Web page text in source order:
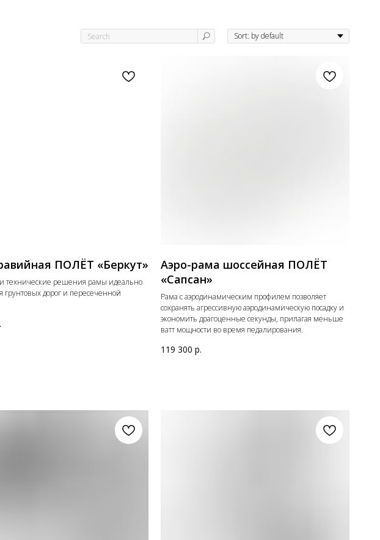
ПОЛЁТ «Беркут»
технические решения рамы идеально
грунтовых дорог и пересеченной
Аэро-рама шоссейная ПОЛЁТ
«Сапсан»
Рама с аэродинамическим профилем позволяет
сохранять агрессивную аэродинамическую посадку и
экономить драгоценные секунды, прилагая меньше
ватт мощности во время педалирования.
119 300 р.